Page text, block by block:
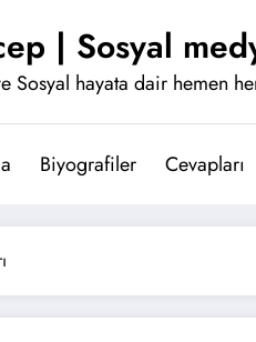
| Sosyal
Sosyal hayata dair hemen
Biyografiler Cevapları